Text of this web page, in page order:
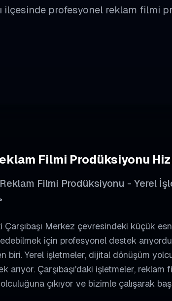
ilçesinde profesyonel reklam filmi
Filmi Prodüksiyonu
Reklam Filmi Prodüksiyonu - Yerel
Çarşıbaşı Merkez çevresindeki küçük
için profesyonel destek
biri. Yerel işletmeler, dijital dönüşüm
arıyor. Çarşıbaşı'daki işletmeler,
çıkıyor ve bizimle çalışarak